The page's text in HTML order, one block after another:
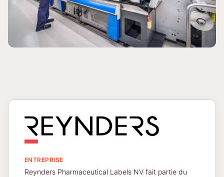
ENTREPRISE
Reynders Pharmaceutical Labels NV fait partie du